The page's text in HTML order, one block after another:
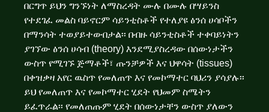
በርግጥ ይህን ግንኙነት ለማስረዳት ሙሉ በሙሉ በሣይንስ
የተደገፈ መልስ ባይኖርም ሳይንቲስቶች የተለያዩ ፅንሰ ሀሳቦችን
በማንሳት ተወያይተውበታል፡፡ በብዙ ሳይንቲስቶች ተቀባይነትን
ያገኘው ፅንሰ ሀሳብ (theory) እንደሚያስረዳው በሰውነታችን
ውስጥ የሚገኙ ጅማቶች፣ ጡንቻዎች እና ህዋሳት (tissues)
በቀዝቃዛ አየር ዉስጥ የመለጠጥ እና የመኮማተር ባህሪን ያሳያሉ፡፡
ይህ የመለጠጥ እና የመኮማተር ሂደት የህመም ስሜትን
ይፈጥራል፡፡ የመለጠጡም ሂደት በሰውነታቸን ውስጥ ያለውን